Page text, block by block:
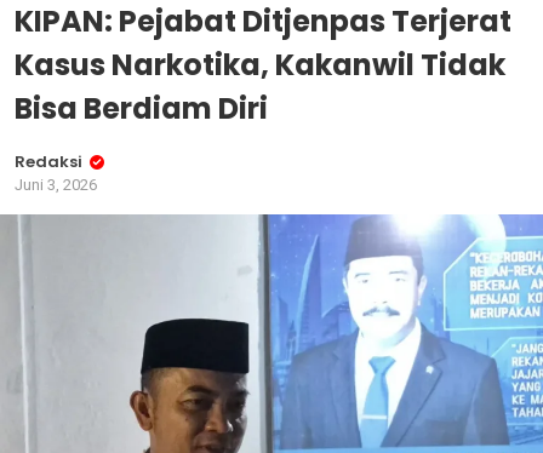
KIPAN: Pejabat Ditjenpas Terjerat
Kasus Narkotika, Kakanwil Tidak
Bisa Berdiam Diri
Redaksi
Juni 3, 2026